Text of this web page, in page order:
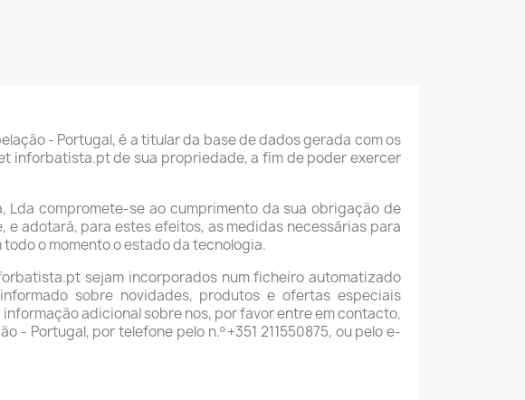
- Portugal, é a titular da base de dados gerada com os
inforbatista.pt de sua propriedade, a fim de poder exercer
compromete-se ao cumprimento da sua obrigação de
adotará, para estes efeitos, as medidas necessárias para
o momento o estado da tecnologia.
sejam incorporados num ficheiro automatizado
sobre novidades, produtos e ofertas especiais
adicional sobre nos, por favor entre em contacto,
- Portugal, por telefone pelo n.º +351 211550875, ou pelo e-